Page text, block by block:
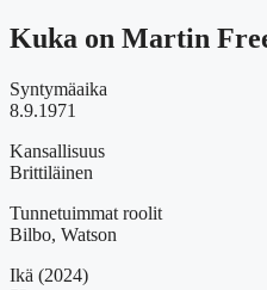
Kuka on Martin
Syntymäaika
8.9.1971
Kansallisuus
Brittiläinen
Tunnetuimmat roolit
Bilbo, Watson
Ikä (2024)